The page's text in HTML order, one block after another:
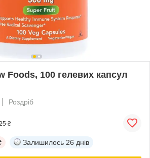
Foods, 100 гелевих капсул
Роздріб
₴
Залишилось 26 днів